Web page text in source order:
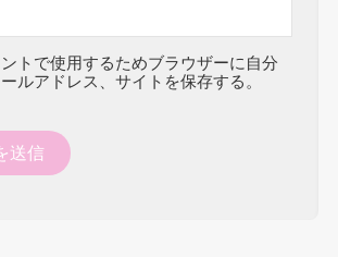
トで使用するためブラウザーに自分
ルアドレス、サイトを保存する。